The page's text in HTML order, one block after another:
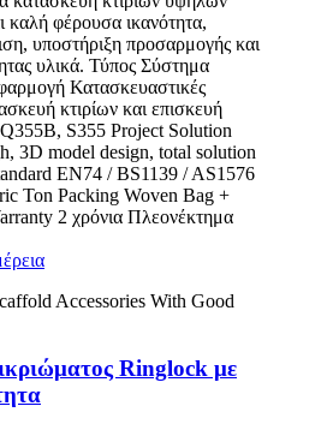
καλή φέρουσα ικανότητα,
υποστήριξη προσαρμογής και
υλικά. Τύπος Σύστημα
Κατασκευαστικές
κτιρίων και επισκευή
S355 Project Solution
3D model design, total solution
EN74 / BS1139 / AS1576
Ton Packing Woven Bag +
2 χρόνια Πλεονέκτημα
Ringlock με